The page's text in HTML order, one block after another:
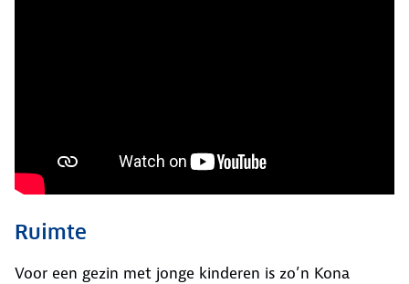
Ruimte
Voor een gezin met jonge kinderen is zo’n Kona